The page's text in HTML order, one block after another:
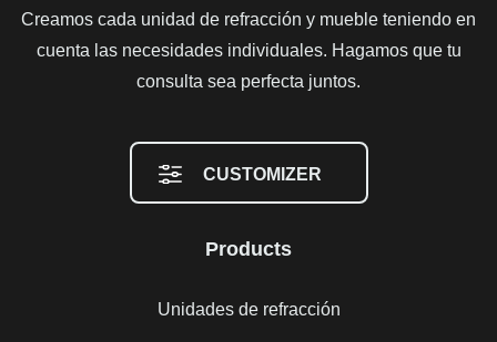
Creamos cada unidad de refracción y mueble teniendo en
cuenta las necesidades individuales. Hagamos que tu
consulta sea perfecta juntos.
CUSTOMIZER
Products
Unidades de refracción